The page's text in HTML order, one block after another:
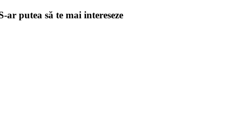
ar putea să te mai intereseze